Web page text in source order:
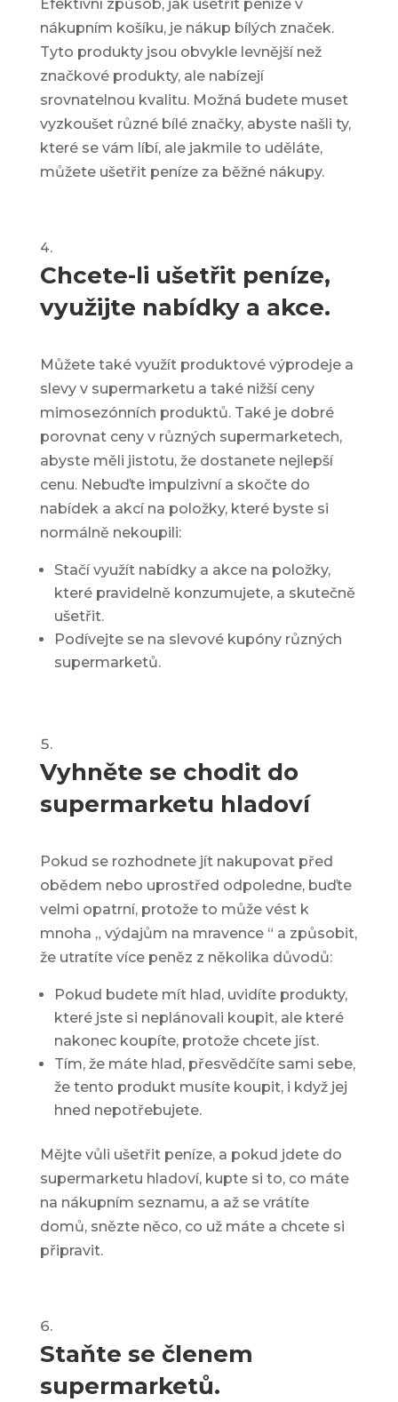
Efektivní způsob, jak ušetřit peníze v
nákupním košíku, je nákup bílých značek.
Tyto produkty jsou obvykle levnější než
značkové produkty, ale nabízejí
srovnatelnou kvalitu. Možná budete muset
vyzkoušet různé bílé značky, abyste našli ty,
které se vám líbí, ale jakmile to uděláte,
můžete ušetřit peníze za běžné nákupy.
Chcete-li ušetřit peníze,
využijte nabídky a akce.
Můžete také využít produktové výprodeje a
slevy v supermarketu a také nižší ceny
mimosezónních produktů. Také je dobré
porovnat ceny v různých supermarketech,
abyste měli jistotu, že dostanete nejlepší
cenu. Nebuďte impulzivní a skočte do
nabídek a akcí na položky, které byste si
normálně nekoupili:
Stačí využít nabídky a akce na položky,
které pravidelně konzumujete, a skutečně
ušetřit.
Podívejte se na slevové kupónyrůzných
supermarketů.
Vyhněte se chodit do
supermarketu hladoví
Pokud se rozhodnete jít nakupovat před
obědem nebo uprostřed odpoledne, buďte
velmi opatrní, protože to může vést k
mnoha „ výdajům na mravence“ a způsobit,
že utratíte více peněz z několika důvodů:
Pokud budete mít hlad, uvidíte produkty,
které jste si neplánovali koupit, ale které
nakonec koupíte, protože chcete jíst.
Tím, že máte hlad, přesvědčíte sami sebe,
že tento produkt musíte koupit, i když jej
hned nepotřebujete.
Mějte vůli ušetřit peníze, a pokud jdete do
supermarketu hladoví, kupte si to, co máte
na nákupním seznamu, a až se vrátíte
domů, snězte něco, co už máte a chcete si
připravit.
Staňte se členem
supermarketů.